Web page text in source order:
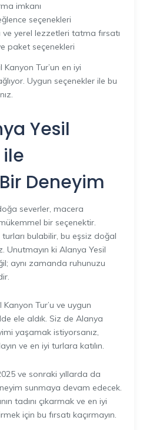
imkanı
seçenekleri
yerel lezzetleri tatma fırsatı
paket seçenekleri
Tur’un en iyi
Uygun seçenekler ile bu
Yesil
Deneyim
severler, macera
bir seçenektir.
bulabilir, bu eşsiz doğal
Unutmayın ki Alanya Yesil
aynı zamanda ruhunuzu
Kanyon Tur’u ve uygun
ele aldık. Siz de Alanya
yaşamak istiyorsanız,
ve en iyi turlara katılın.
ve sonraki yıllarda da
sunmaya devam edecek.
tadını çıkarmak ve en iyi
için bu fırsatı kaçırmayın.